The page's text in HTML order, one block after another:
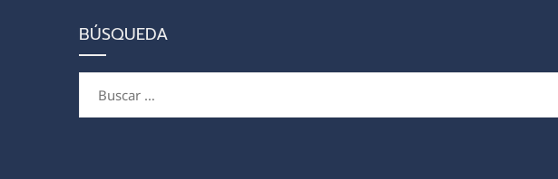
BÚSQUEDA